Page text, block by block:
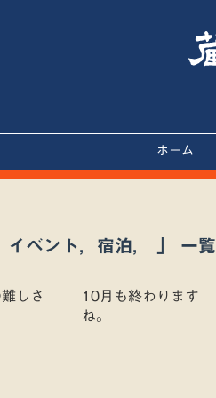
ホーム
イベント，宿泊， 」 一覧
しさ
10月も終わります
ね。